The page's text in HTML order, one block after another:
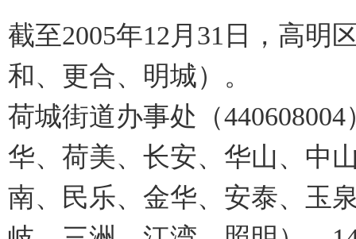
截至2005年12月31日，高明
和、更合、明城）。
荷城街道办事处（
华、荷美、长安、华山、中
南、民乐、金华、安泰、玉